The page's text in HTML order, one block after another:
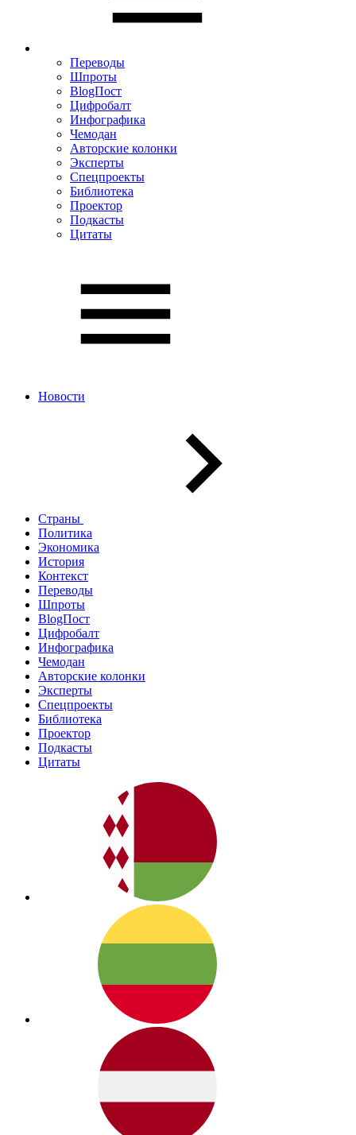
Переводы
Шпроты
BlogПост
Цифробалт
Инфографика
Чемодан
Авторские колонки
Эксперты
Спецпроекты
Библиотека
Проектор
Подкасты
Цитаты
Новости
Страны
Политика
Экономика
История
Контекст
Переводы
Шпроты
BlogПост
Цифробалт
Инфографика
Чемодан
Авторские колонки
Эксперты
Спецпроекты
Библиотека
Проектор
Подкасты
Цитаты